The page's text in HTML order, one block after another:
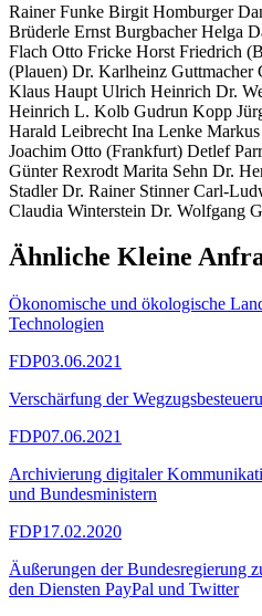
Rainer Funke Birgit Homburger
Brüderle Ernst Burgbacher Helga
Flach Otto Fricke Horst Friedrich
(Plauen) Dr. Karlheinz
Klaus Haupt Ulrich Heinrich Dr.
Heinrich L. Kolb Gudrun Kopp
Harald Leibrecht Ina Lenke
Joachim Otto (Frankfurt) Detlef
Günter Rexrodt Marita Sehn Dr.
Stadler Dr. Rainer Stinner Carl-
Claudia Winterstein Dr. Wolfgang
Ähnliche Kleine
Ökonomische und ökologische
Technologien
FDP03.06.2021
Verschärfung der
FDP07.06.2021
Archivierung digitaler
und Bundesministern
FDP17.02.2020
Äußerungen der Bundesregierung
den Diensten PayPal und Twitter